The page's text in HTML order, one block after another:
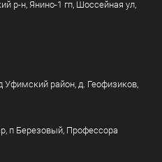
р-н, Янино-1 гп, Шоссейная ул,
Уфимский район, д. Геофизиков,
п Березовый, Профессора